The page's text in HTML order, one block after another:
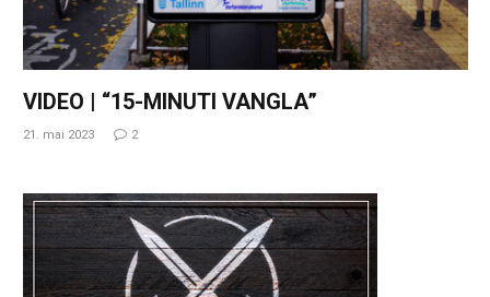
VIDEO | “15-MINUTI VANGLA”
21. mai 2023 2